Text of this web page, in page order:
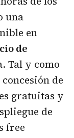
una
en
de
Tal y como
de
gratuitas y
de
free